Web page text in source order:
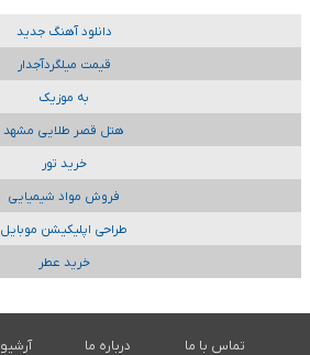
دانلود آهنگ جدید
قیمت میلگردآجدار
به موزیک
هتل قصر طلایی مشهد
خرید تور
فروش مواد شیمیایی
طراحی اپلیکیشن موبایل
خرید عطر
تماس با ما درباره ما آرشیو